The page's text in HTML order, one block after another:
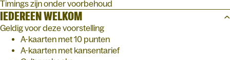
Timings zijn onder voorbehoud
IEDEREEN WELKOM
Geldig voor deze voorstelling
A-kaarten met 10 punten
A-kaarten met kansentarief